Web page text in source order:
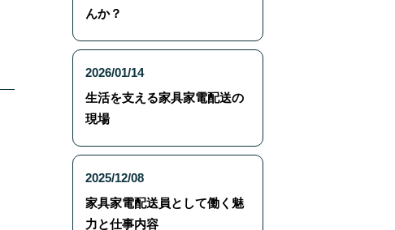
んか？
2026/01/14
生活を支える家具家電配送の
現場
2025/12/08
家具家電配送員として働く魅
力と仕事内容